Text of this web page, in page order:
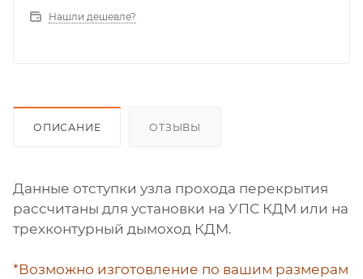
Нашли дешевле?
ОПИСАНИЕ ОТЗЫВЫ
Данные отступки узла прохода перекрытия
рассчитаны для установки на УПС КДМ или на
трехконтурный дымоход КДМ.
*Возможно изготовление по вашим размерам